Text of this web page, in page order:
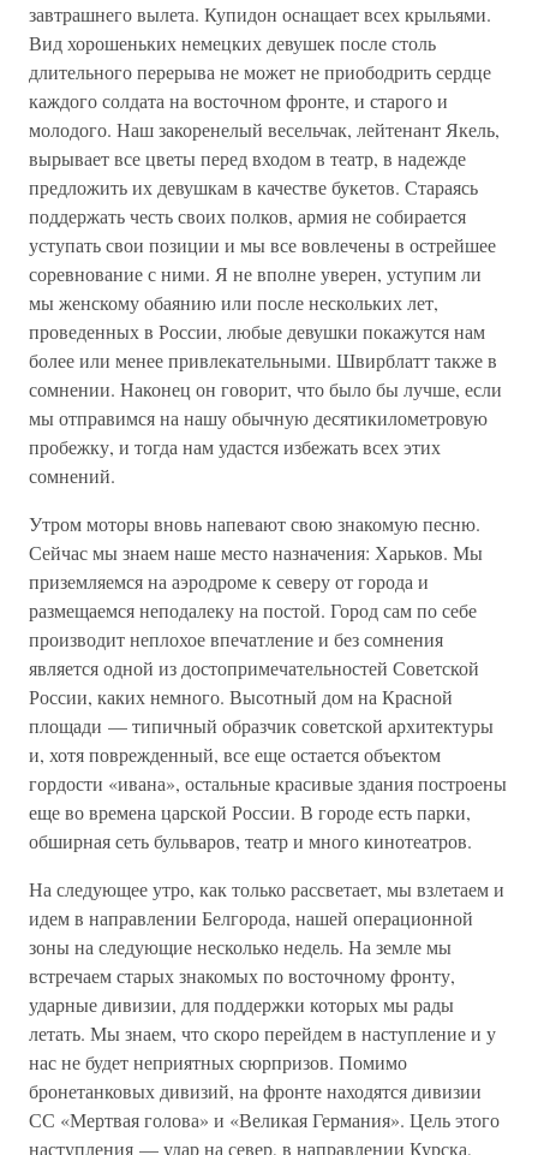
завтрашнего вылета. Купидон оснащает всех крыльями.
Вид хорошеньких немецких девушек после столь
длительного перерыва не может не приободрить сердце
каждого солдата на восточном фронте, и старого и
молодого. Наш закоренелый весельчак, лейтенант Якель,
вырывает все цветы перед входом в театр, в надежде
предложить их девушкам в качестве букетов. Стараясь
поддержать честь своих полков, армия не собирается
уступать свои позиции и мы все вовлечены в острейшее
соревнование с ними. Я не вполне уверен, уступим ли
мы женскому обаянию или после нескольких лет,
проведенных в России, любые девушки покажутся нам
более или менее привлекательными. Швирблатт также в
сомнении. Наконец он говорит, что было бы лучше, если
мы отправимся на нашу обычную десятикилометровую
пробежку, и тогда нам удастся избежать всех этих
сомнений.
Утром моторы вновь напевают свою знакомую песню.
Сейчас мы знаем наше место назначения: Харьков. Мы
приземляемся на аэродроме к северу от города и
размещаемся неподалеку на постой. Город сам по себе
производит неплохое впечатление и без сомнения
является одной из достопримечательностей Советской
России, каких немного. Высотный дом на Красной
площади — типичный образчик советской архитектуры
и, хотя поврежденный, все еще остается объектом
гордости «ивана», остальные красивые здания построены
еще во времена царской России. В городе есть парки,
обширная сеть бульваров, театр и много кинотеатров.
На следующее утро, как только рассветает, мы взлетаем и
идем в направлении Белгорода, нашей операционной
зоны на следующие несколько недель. На земле мы
встречаем старых знакомых по восточному фронту,
ударные дивизии, для поддержки которых мы рады
летать. Мы знаем, что скоро перейдем в наступление и у
нас не будет неприятных сюрпризов. Помимо
бронетанковых дивизий, на фронте находятся дивизии
СС «Мертвая голова» и «Великая Германия». Цель этого
наступления — удар на север, в направлении Курска,